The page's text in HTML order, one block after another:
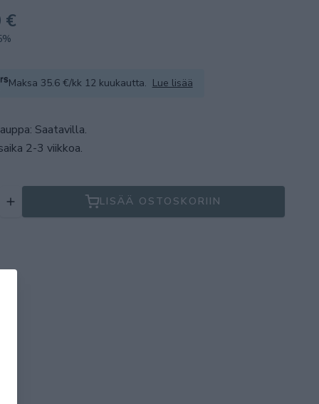
€
Maksa 35.6 €/kk 12 kuukautta. Lue lisää
Saatavilla.
2-3 viikkoa.
LISÄÄ OSTOSKORIIN